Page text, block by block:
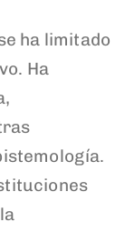
ha limitado
Ha